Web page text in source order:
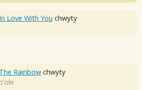
Love With You chwyty
Rainbow chwyty